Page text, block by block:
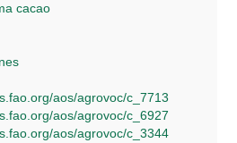
cacao
aos/agrovoc/c_7713
aos/agrovoc/c_6927
aos/agrovoc/c_3344